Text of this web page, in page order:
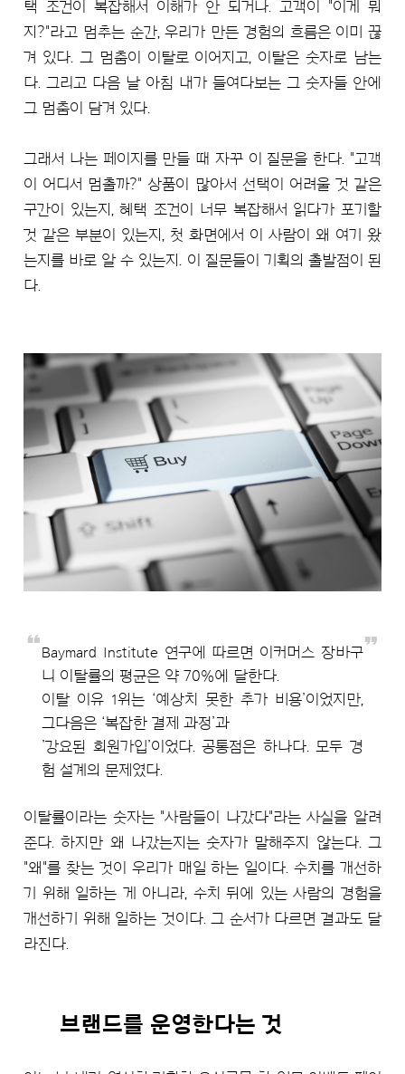
택 조건이 복잡해서 이해가 안 되거나. 고객이 "이게 뭐
지?"라고 멈추는 순간, 우리가 만든 경험의 흐름은 이미 끊
겨 있다. 그 멈춤이 이탈로 이어지고, 이탈은 숫자로 남는
다. 그리고 다음 날 아침 내가 들여다보는 그 숫자들 안에
그 멈춤이 담겨 있다.
그래서 나는 페이지를 만들 때 자꾸 이 질문을 한다. "고객
이 어디서 멈출까?" 상품이 많아서 선택이 어려울 것 같은
구간이 있는지, 혜택 조건이 너무 복잡해서 읽다가 포기할
것 같은 부분이 있는지, 첫 화면에서 이 사람이 왜 여기 왔
는지를 바로 알 수 있는지. 이 질문들이 기획의 출발점이 된
다.
Baymard Institute 연구에 따르면 이커머스 장바구
니 이탈률의 평균은 약 70%에 달한다.
이탈 이유 1위는 ‘예상치 못한 추가 비용’이었지만,
그다음은 ‘복잡한 결제 과정’과
’강요된 회원가입’이었다. 공통점은 하나다. 모두 경
험 설계의 문제였다.
이탈률이라는 숫자는 "사람들이 나갔다"라는 사실을 알려
준다. 하지만 왜 나갔는지는 숫자가 말해주지 않는다. 그
"왜"를 찾는 것이 우리가 매일 하는 일이다. 수치를 개선하
기 위해 일하는 게 아니라, 수치 뒤에 있는 사람의 경험을
개선하기 위해 일하는 것이다. 그 순서가 다르면 결과도 달
라진다.
브랜드를 운영한다는 것